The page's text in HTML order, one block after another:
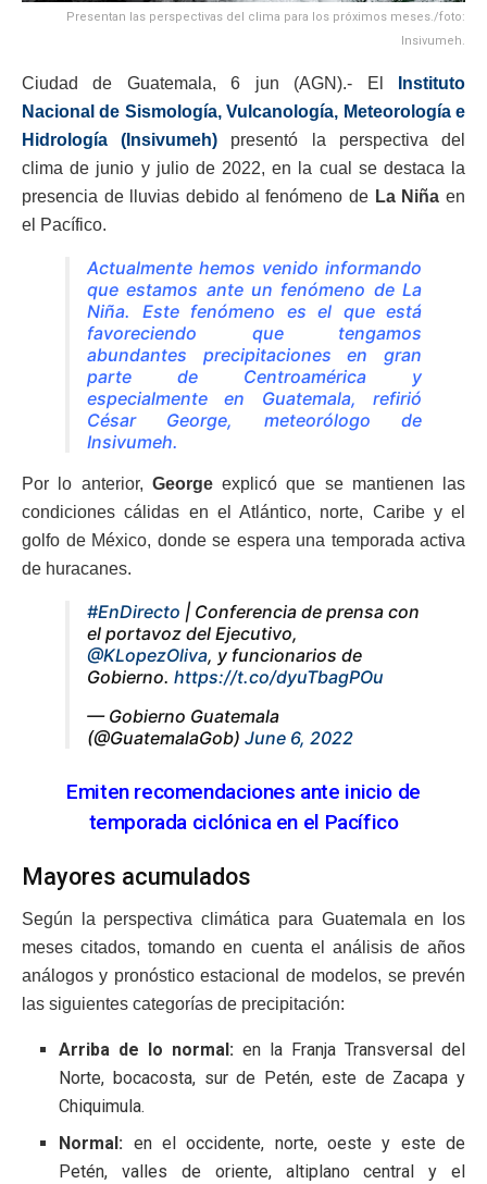
Presentan las perspectivas del clima para los próximos meses./foto:
Insivumeh.
Ciudad de Guatemala, 6 jun (AGN).- El
Instituto
Nacional de Sismología, Vulcanología, Meteorología e
Hidrología (Insivumeh) presentó la perspectiva del
clima de junio y julio de 2022, en la cual se destaca la
presencia de lluvias debido al fenómeno de La Niña en
el Pacífico.
Actualmente hemos venido informando
que estamos ante un fenómeno de La
Niña. Este fenómeno es el que está
favoreciendo que tengamos
abundantes precipitaciones en gran
parte de Centroamérica y
especialmente en Guatemala, refirió
César George, meteorólogo de
Insivumeh.
Por lo anterior, Georgeexplicó que se mantienen las
condiciones cálidas en el Atlántico, norte, Caribe y el
golfo de México, donde se espera una temporada activa
de huracanes.
#EnDirecto | Conferencia de prensa con
el portavoz del Ejecutivo,
@KLopezOliva, y funcionarios de
Gobierno. https://t.co/dyuTbagPOu
— Gobierno Guatemala
(@GuatemalaGob) June 6, 2022
Emiten recomendaciones ante inicio de
temporada ciclónica en el Pacífico
Mayores acumulados
Según la perspectiva climática para Guatemala en los
meses citados, tomando en cuenta el análisis de años
análogos y pronóstico estacional de modelos, se prevén
las siguientes categorías de precipitación:
Arriba de lo normal: en la Franja Transversal del
Norte, bocacosta, sur de Petén, este de Zacapa y
Chiquimula.
Normal: en el occidente, norte, oeste y este de
Petén, valles de oriente, altiplano central y el